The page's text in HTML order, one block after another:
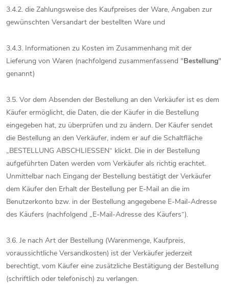
3.4.2. die Zahlungsweise des Kaufpreises der Ware, Angaben zur
gewünschten Versandart der bestellten Ware und
3.4.3. Informationen zu Kosten im Zusammenhang mit der
Lieferung von Waren (nachfolgend zusammenfassend "Bestellung"
genannt)
3.5. Vor dem Absenden der Bestellung an den Verkäufer ist es dem
Käufer ermöglicht, die Daten, die der Käufer in die Bestellung
eingegeben hat, zu überprüfen und zu ändern. Der Käufer sendet
die Bestellung an den Verkäufer, indem er auf die Schaltfläche
„BESTELLUNG ABSCHLIESSEN“ klickt. Die in der Bestellung
aufgeführten Daten werden vom Verkäufer als richtig erachtet.
Unmittelbar nach Eingang der Bestellung bestätigt der Verkäufer
dem Käufer den Erhalt der Bestellung per E-Mail an die im
Benutzerkonto bzw. in der Bestellung angegebene E-Mail-Adresse
des Käufers (nachfolgend „E-Mail-Adresse des Käufers“).
3.6. Je nach Art der Bestellung (Warenmenge, Kaufpreis,
voraussichtliche Versandkosten) ist der Verkäufer jederzeit
berechtigt, vom Käufer eine zusätzliche Bestätigung der Bestellung
(schriftlich oder telefonisch) zu verlangen.